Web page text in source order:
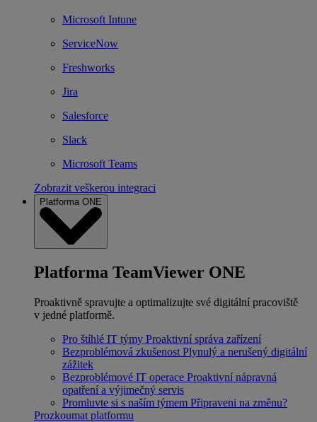
Microsoft Intune
ServiceNow
Freshworks
Jira
Salesforce
Slack
Microsoft Teams
Zobrazit veškerou integraci
Platforma ONE
Platforma TeamViewer ONE
Proaktivně spravujte a optimalizujte své digitální pracoviště
v jedné platformě.
Pro štíhlé IT týmy Proaktivní správa zařízení
Bezproblémová zkušenost Plynulý a nerušený digitální
zážitek
Bezproblémové IT operace Proaktivní nápravná
opatření a výjimečný servis
Promluvte si s naším týmem Připraveni na změnu?
Prozkoumat platformu